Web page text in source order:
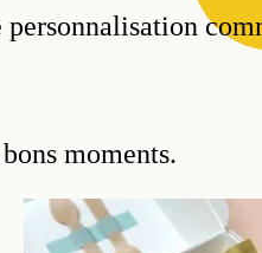
moments.